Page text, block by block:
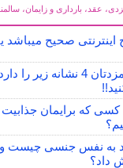
عقد، بارداری و زایمان،
اینترنتی صحیح میباشد
اگر نامزدتان 4 نشانه
کسی که برایمان
به نفس جنسی چیست و
داد؟